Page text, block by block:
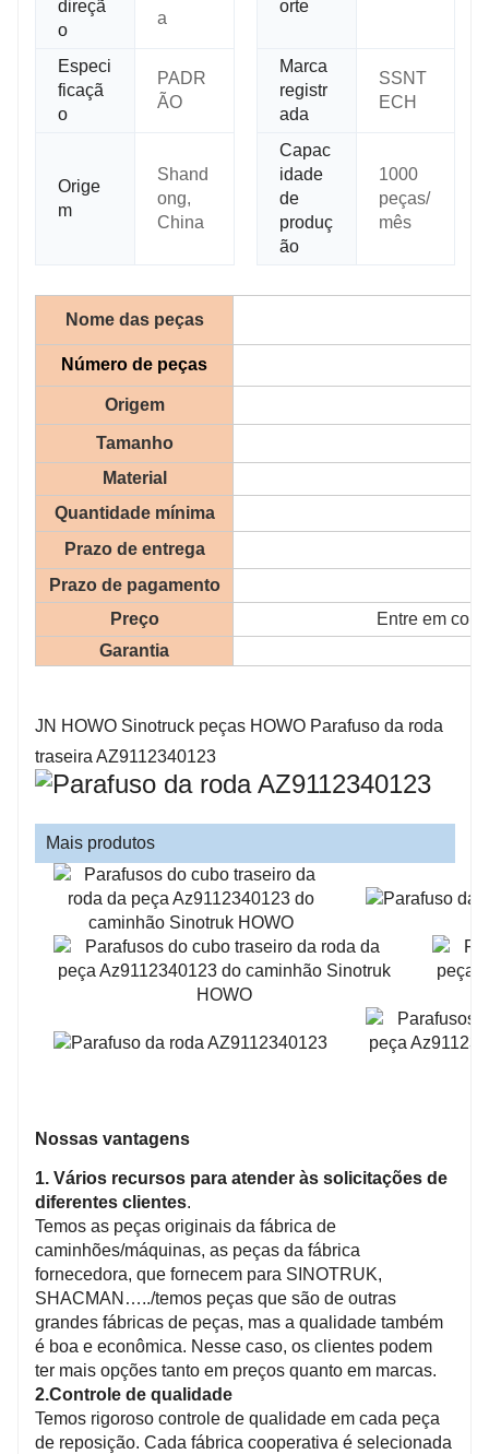
direçã
o
a
orte
Especi
ficaçã
o
PADR
ÃO
Marca
registr
ada
SSNT
ECH
Orige
m
Shand
ong,
China
Capac
idade
de
produç
ão
1000
peças/
mês
Nome das peças
Número de peças
Origem
Tamanho
Material
Quantidade mínima
Prazo de entrega
Prazo de pagamento
Preço
Entre em
Garantia
JN HOWO Sinotruck peças HOWO Parafuso da roda
traseira AZ9112340123
Mais produtos
Nossas vantagens
1. Vários recursos para atender às solicitações de
diferentes clientes.
Temos as peças originais da fábrica de
caminhões/máquinas, as peças da fábrica
fornecedora, que fornecem para SINOTRUK,
SHACMAN…../temos peças que são de outras
grandes fábricas de peças, mas a qualidade também
é boa e econômica. Nesse caso, os clientes podem
ter mais opções tanto em preços quanto em marcas.
2.Controle de qualidade
Temos rigoroso controle de qualidade em cada peça
de reposição. Cada fábrica cooperativa é selecionada